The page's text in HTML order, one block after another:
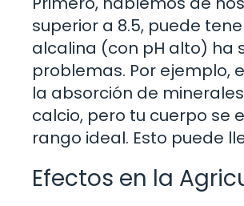
superior a 8.5, puede
alcalina (con pH alto) ha
problemas. Por ejemplo,
la absorción de
calcio, pero tu cuerpo se
rango ideal. Esto puede
Efectos en la